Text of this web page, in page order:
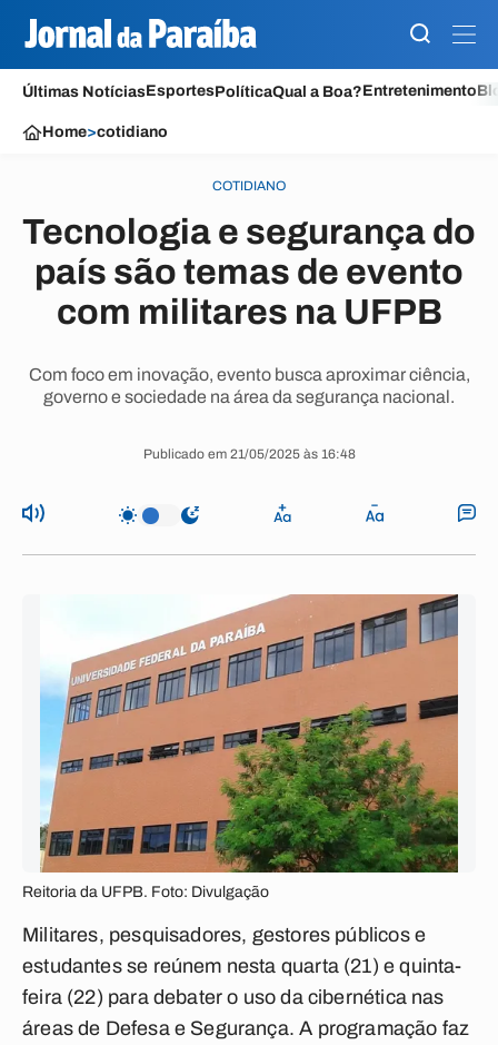
Últimas NotíciasEsportesPolíticaQual a Boa?Entretenimento
Home>cotidiano
COTIDIANO
Tecnologia e segurança do
país são temas de evento
com militares na UFPB
Com foco em inovação, evento busca aproximar ciência,
governo e sociedade na área da segurança nacional.
Publicado em 21/05/2025 às 16:48
Reitoria da UFPB. Foto: Divulgação
Militares, pesquisadores, gestores públicos e
estudantes se reúnem nesta quarta (21) e quinta-
feira (22) para debater o uso da cibernética nas
áreas de Defesa e Segurança. A programação faz